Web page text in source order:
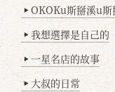
▶ OKOKu斯掰溪u
▶ 我想選擇是自己的
▶ 一星名店的故事
▶ 大叔的日常